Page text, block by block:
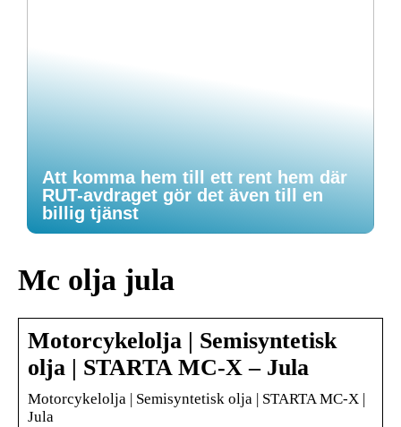
Att komma hem till ett rent hem där
RUT-avdraget gör det även till en
billig tjänst
Mc olja jula
Motorcykelolja | Semisyntetisk
olja | STARTA MC-X – Jula
Motorcykelolja | Semisyntetisk olja | STARTA MC-X |
Jula